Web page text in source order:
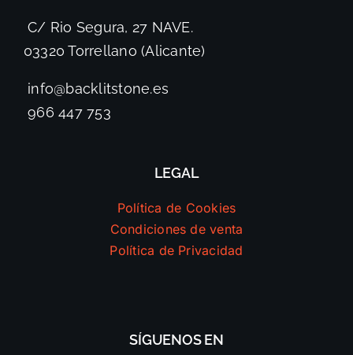
C/ Rio Segura, 27 NAVE.
03320 Torrellano (Alicante)
info@backlitstone.es
966 447 753
LEGAL
Política de Cookies
Condiciones de venta
Política de Privacidad
SÍGUENOS EN